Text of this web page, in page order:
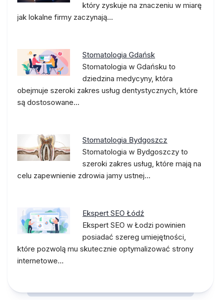
który zyskuje na znaczeniu w miarę
jak lokalne firmy zaczynają…
Stomatologia Gdańsk
Stomatologia w Gdańsku to
dziedzina medycyny, która
obejmuje szeroki zakres usług dentystycznych, które
są dostosowane…
Stomatologia Bydgoszcz
Stomatologia w Bydgoszczy to
szeroki zakres usług, które mają na
celu zapewnienie zdrowia jamy ustnej…
Ekspert SEO Łódź
Ekspert SEO w Łodzi powinien
posiadać szereg umiejętności,
które pozwolą mu skutecznie optymalizować strony
internetowe…